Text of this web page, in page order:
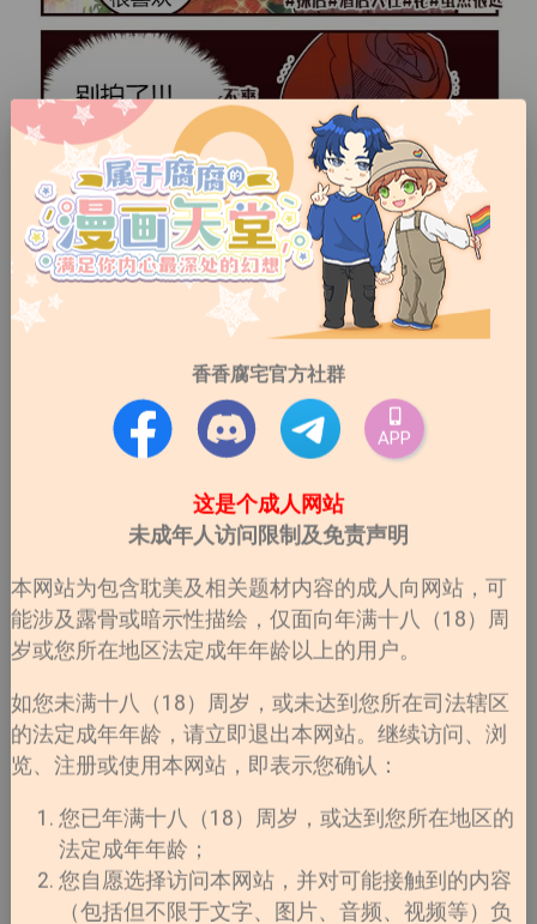
香香腐宅官方社群
APP
这是个成人网站
未成年人访问限制及免责声明
本网站为包含耽美及相关题材内容的成人向网站，可
能涉及露骨或暗示性描绘，仅面向年满十八（18）周
岁或您所在地区法定成年年龄以上的用户。
如您未满十八（18）周岁，或未达到您所在司法辖区
的法定成年年龄，请立即退出本网站。继续访问、浏
览、注册或使用本网站，即表示您确认：
您已年满十八（18）周岁，或达到您所在地区的
法定成年年龄；
您自愿选择访问本网站，并对可能接触到的内容
（包括但不限于文字、图片、音频、视频等）负